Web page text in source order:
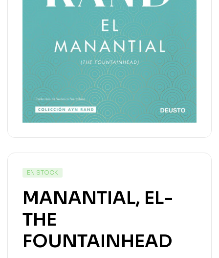
EN STOCK
MANANTIAL, EL-
THE
FOUNTAINHEAD